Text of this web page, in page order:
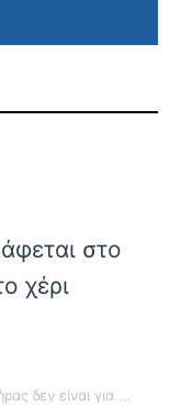
στο
χέρι
Ο Κεντρικός Φλεβικός Καθετήρας δεν είναι για πάντα